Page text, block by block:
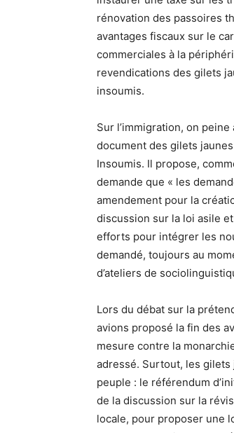
rénovation des passoires
avantages fiscaux sur le
commerciales à la
revendications des gilets
insoumis.
Sur l’immigration, on
document des gilets
Insoumis. Il propose,
demande que « les
amendement pour la
discussion sur la loi asile
efforts pour intégrer les
demandé, toujours au
d’ateliers de
Lors du débat sur la
avions proposé la fin des
mesure contre la
adressé. Surtout, les
peuple : le référendum
de la discussion sur la
locale, pour proposer une